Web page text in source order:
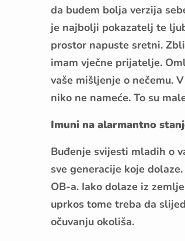
da budem bolja verzija
je najbolji pokazatelj te
prostor napuste sretni.
imam vječne prijatelje.
vaše mišljenje o nečemu.
niko ne nameće. To su
Imuni na alarmantno
Buđenje svijesti mladih o
sve generacije koje
OB-a. Iako dolaze iz
uprkos tome treba da
očuvanju okoliša.